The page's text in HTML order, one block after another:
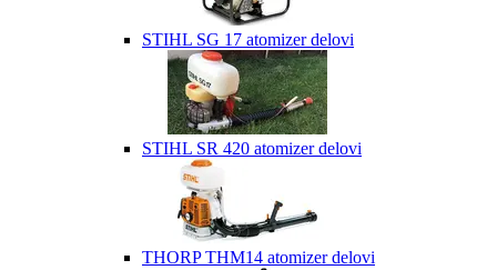
STIHL SG 17 atomizer delovi
STIHL SR 420 atomizer delovi
THORP THM14 atomizer delovi